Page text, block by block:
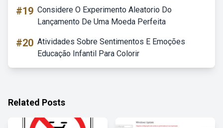
#19 Considere O Experimento Aleatorio Do
Lançamento De Uma Moeda Perfeita
#20 Atividades Sobre Sentimentos E Emoções
Educação Infantil Para Colorir
Related Posts